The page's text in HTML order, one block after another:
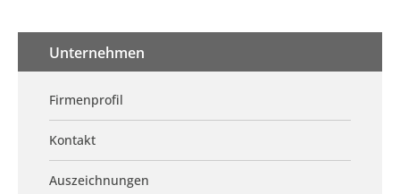
Unternehmen
Firmenprofil
Kontakt
Auszeichnungen